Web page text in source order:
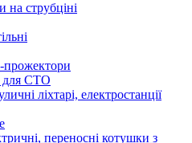
на струбціні
прожектори
для СТО
ліхтарі, електростанції
переносні котушки з